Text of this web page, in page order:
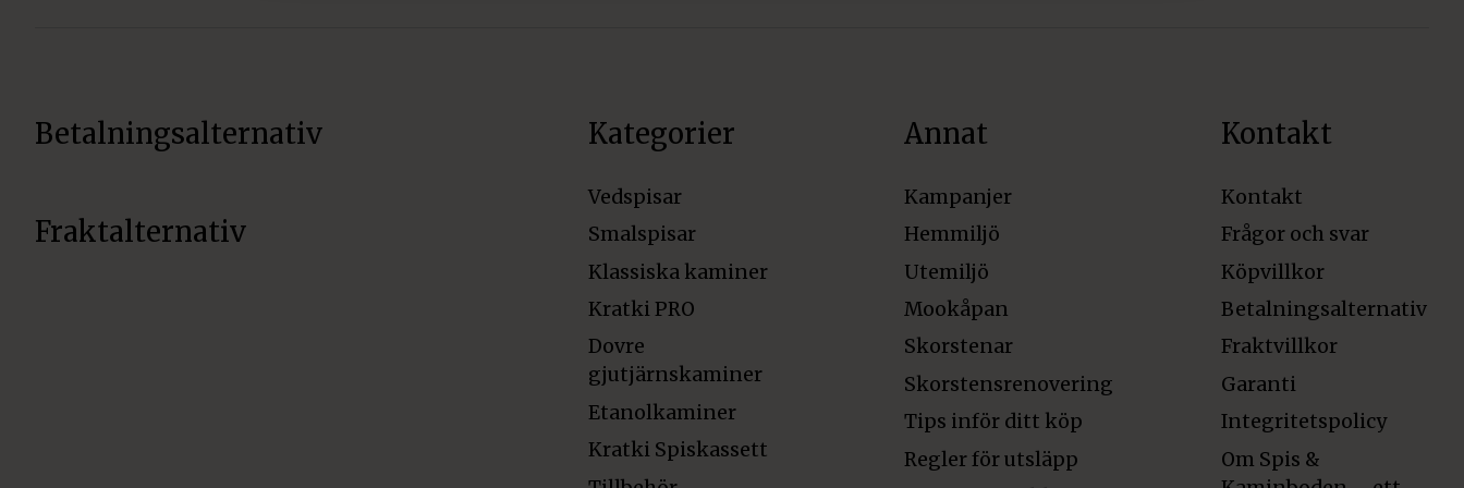
Betalningsalternativ
Fraktalternativ
Kategorier
Vedspisar
Smalspisar
Klassiska kaminer
Kratki PRO
Dovre
gjutjärnskaminer
Etanolkaminer
Kratki Spiskassett
Annat
Kampanjer
Hemmiljö
Utemiljö
Mookåpan
Skorstenar
Skorstensrenovering
Tips inför ditt köp
Regler för utsläpp
Kontakt
Kontakt
Frågor och svar
Köpvillkor
Betalningsalternativ
Fraktvillkor
Garanti
Integritetspolicy
Om Spis &